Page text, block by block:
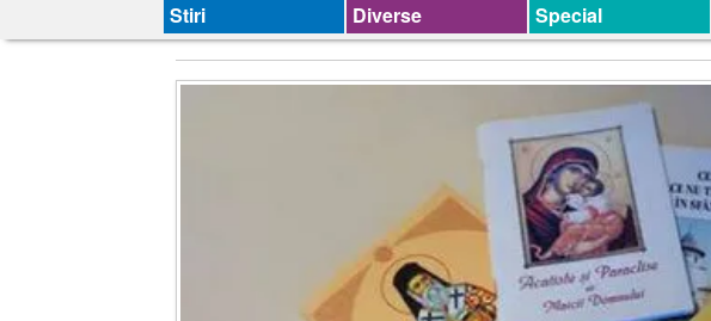
Stiri Diverse Special